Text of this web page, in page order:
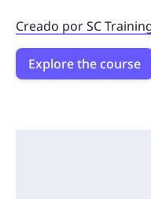
Creado por SC
Explore the course